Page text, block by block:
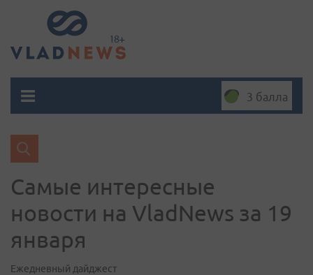
3 балла
Самые интересные
новости на VladNews за 19
января
Ежедневный дайджест